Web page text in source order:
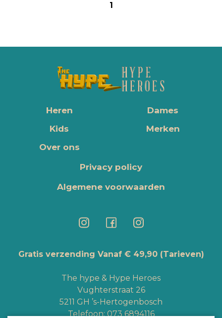
1
Heren
Dames
Kids
Merken
Over ons
Privacy policy
Algemene voorwaarden
Gratis verzending Vanaf € 49,90 (Tarieven)
The hype & Hype Heroes
Vughterstraat 26
5211 GH ’s-Hertogenbosch
Telefoon:073 6894116